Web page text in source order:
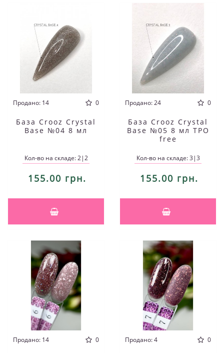
Продано: 14 0
База Crooz Crystal
Base №04 8 мл
Кол-во на складе: 2|2
155.00 грн.
Продано: 24 0
База Crooz Crystal
Base №05 8 мл TPO
free
Кол-во на складе: 3|3
155.00 грн.
Продано: 14 0 Продано: 4 0